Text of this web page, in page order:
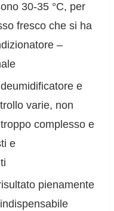
30-35 °C, per
fresco che si ha
–
e
varie, non
complesso e
e
pienamente